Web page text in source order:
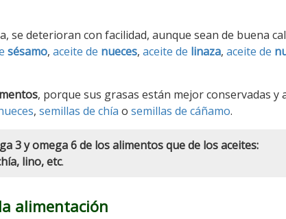
se deterioran con facilidad, aunque sean de buena
sésamo, aceite de nueces, aceite de linaza, aceite de
, porque sus grasas están mejor conservadas y
, semillas de chía o semillas de cáñamo.
3 y omega 6 de los alimentos que de los aceites:
lino, etc.
alimentación